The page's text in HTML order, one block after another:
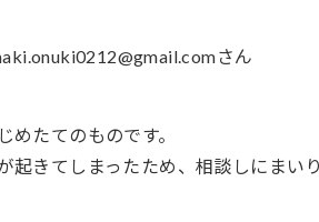
さん
めたてのものです。
起きてしまったため、相談しにまい